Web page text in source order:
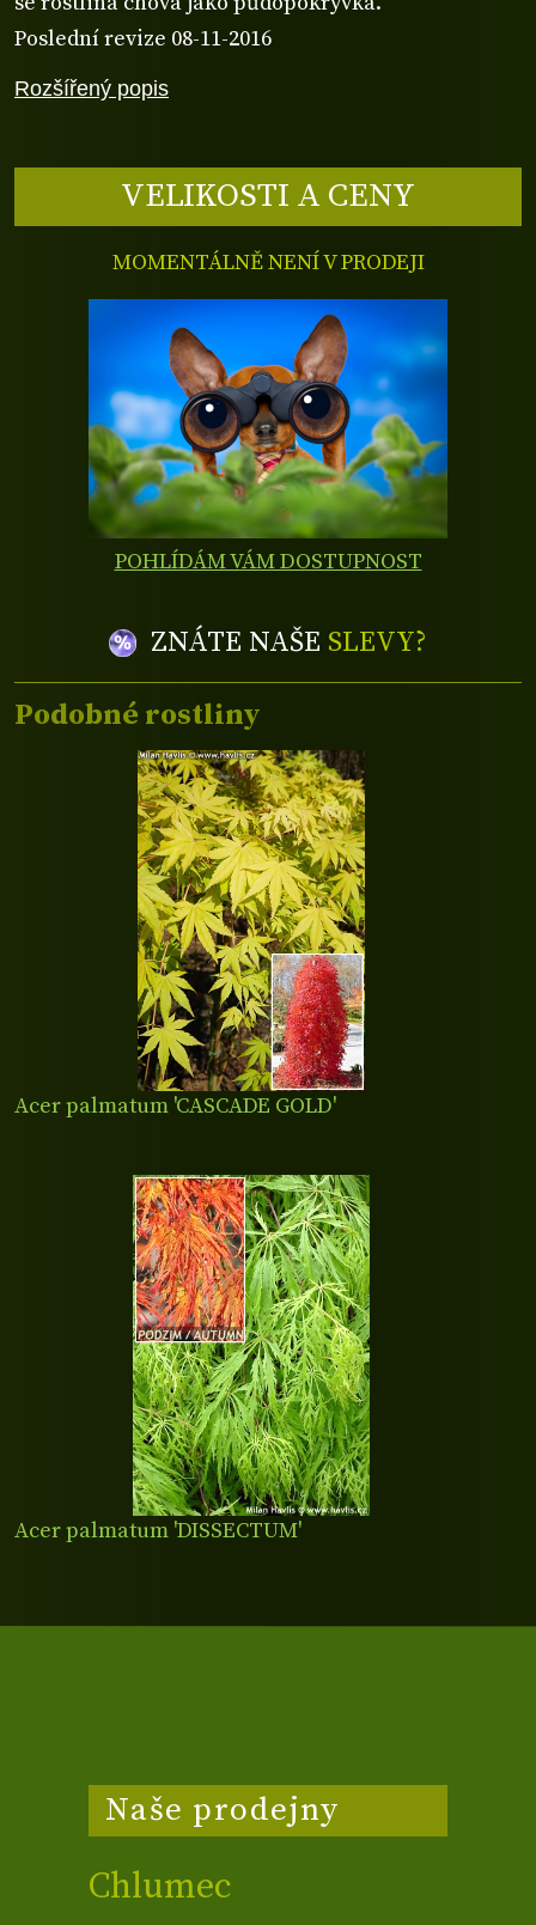
Rozšířený popis
Poslední revize 08-11-2016
VELIKOSTI A CENY
MOMENTÁLNĚ NENÍ V PRODEJI
POHLÍDÁM VÁM DOSTUPNOST
ZNÁTE NAŠE SLEVY?
Podobné rostliny
Acer palmatum 'CASCADE GOLD'
Acer palmatum 'DISSECTUM'
Naše prodejny
Chlumec